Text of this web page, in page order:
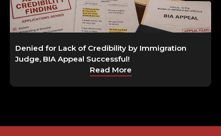
Denied for Lack of Credibility by Immigration
Judge, BIA Appeal Successful!
Read More